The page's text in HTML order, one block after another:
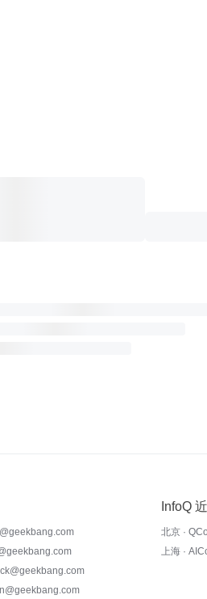
InfoQ
北京 ·
上海 ·